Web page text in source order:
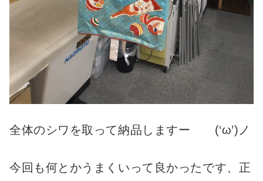
全体のシワを取って納品しますー (‘ω’)ノ
今回も何とかうまくいって良かったです、正